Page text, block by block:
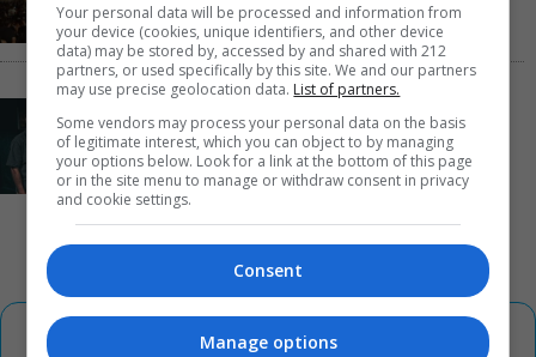
χρόνο στο Θέατρο Άβατον
Your personal data will be processed and information from
your device (cookies, unique identifiers, and other device
data) may be stored by, accessed by and shared with 212
partners, or used specifically by this site. We and our partners
may use precise geolocation data. List of partners.
Some vendors may process your personal data on the basis
of legitimate interest, which you can object to by managing
your options below. Look for a link at the bottom of this page
or in the site menu to manage or withdraw consent in privacy
and cookie settings.
Consent
Manage options